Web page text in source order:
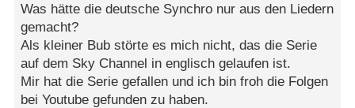
Was hätte die deutsche Synchro nur aus den Liedern
gemacht?
Als kleiner Bub störte es mich nicht, das die Serie
auf dem Sky Channel in englisch gelaufen ist.
Mir hat die Serie gefallen und ich bin froh die Folgen
bei Youtube gefunden zu haben.